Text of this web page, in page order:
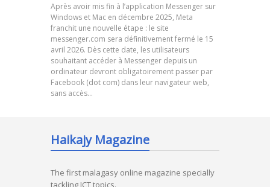
Après avoir mis fin à l’application Messenger sur
Windows et Mac en décembre 2025, Meta
franchit une nouvelle étape : le site
messenger.com sera définitivement fermé le 15
avril 2026. Dès cette date, les utilisateurs
souhaitant accéder à Messenger depuis un
ordinateur devront obligatoirement passer par
Facebook (dot com) dans leur navigateur web,
sans accès…
Haikajy Magazine
The first malagasy online magazine specially
tackling ICT topics.